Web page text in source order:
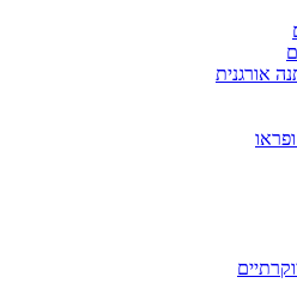
אורגנית